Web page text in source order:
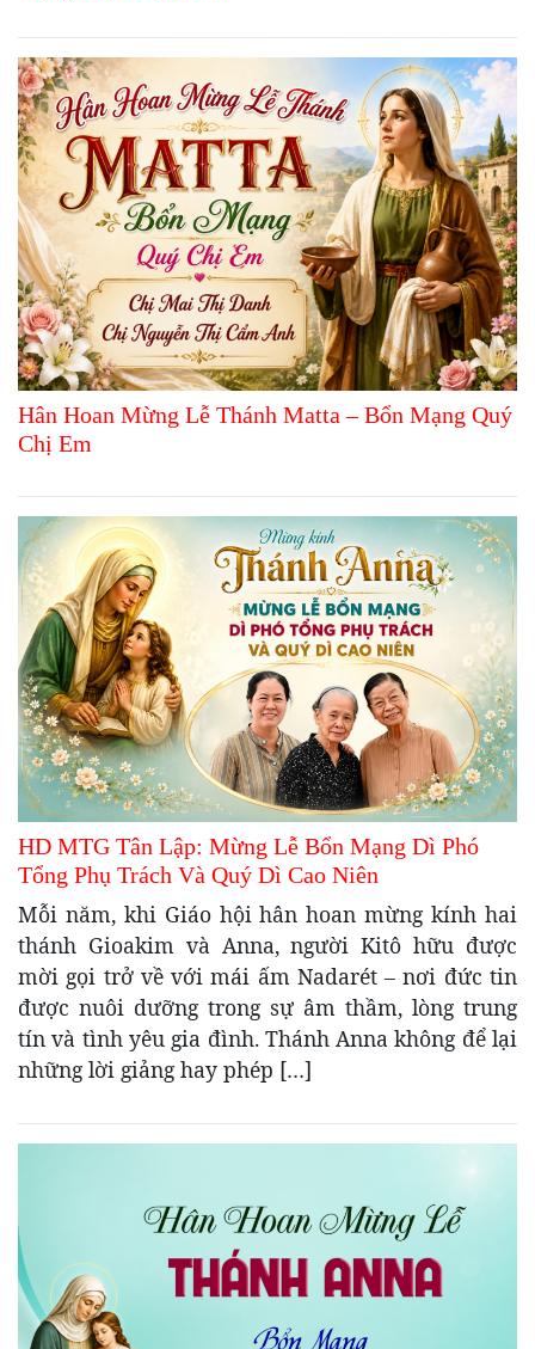
Hân Hoan Mừng Lễ Thánh Matta – Bổn Mạng Quý
Chị Em
HD MTG Tân Lập: Mừng Lễ Bổn Mạng Dì Phó
Tổng Phụ Trách Và Quý Dì Cao Niên
Mỗi năm, khi Giáo hội hân hoan mừng kính hai
thánh Gioakim và Anna, người Kitô hữu được
mời gọi trở về với mái ấm Nadarét – nơi đức tin
được nuôi dưỡng trong sự âm thầm, lòng trung
tín và tình yêu gia đình. Thánh Anna không để lại
những lời giảng hay phép […]